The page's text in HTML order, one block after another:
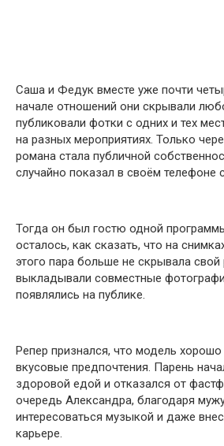
Саша и Федук вместе уже почти
начале отношений они скрывали
публиковали фотки с одних и тех
на разных мероприятиях. Только
романа стала публичной
случайно показал в своём телефоне
Тогда он был гостю одной
осталось, как сказать, что на
этого пара больше не скрывала
выкладывали совместные
появлялись на публике.
Репер признался, что модель хорошо
вкусовые предпочтения. Парень
здоровой едой и отказался от
очередь Александра, благодаря
интересоваться музыкой и даже
карьере.